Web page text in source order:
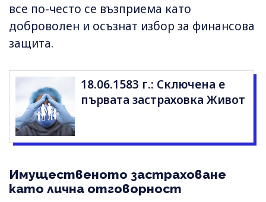
все по-често се възприема като
доброволен и осъзнат избор за финансова
защита.
18.06.1583 г.: Сключена е
първата застраховка Живот
Имущественото застраховане
като лична отговорност